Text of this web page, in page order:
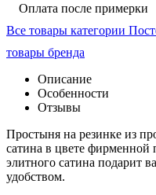
Оплата после примерки
Все товары категории
товары бренда
Описание
Особенности
Отзывы
Простыня на резинке из
сатина в цвете
элитного сатина подарит
удобством.